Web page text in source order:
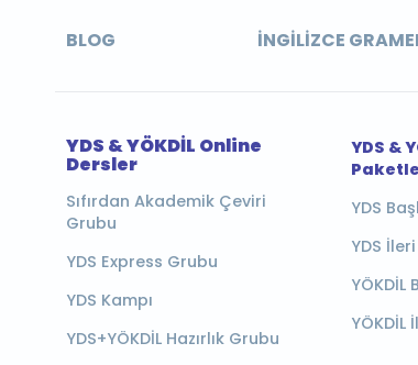
BLOG İNGILIZCE
YDS & YÖKDİL Online
Dersler
Sıfırdan Akademik Çeviri
Grubu
YDS Express Grubu
YDS Kampı
YDS+YÖKDİL Hazırlık Grubu
YDS &
YDS
YDS
YÖKDİL
YÖKDİL